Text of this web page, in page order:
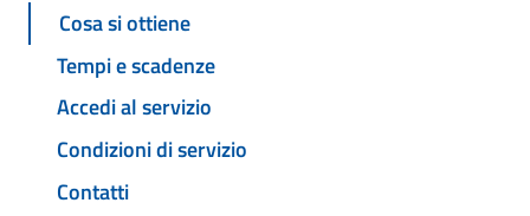
Cosa si ottiene
Tempi e scadenze
Accedi al servizio
Condizioni di servizio
Contatti